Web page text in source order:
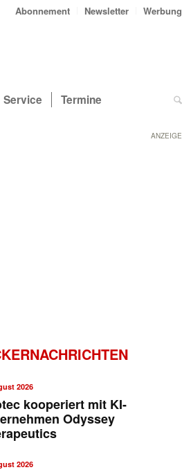
Abonnement Newsletter Werbung
Service Termine
ANZEIGE
2026
kooperiert mit KI-
Odyssey
2026